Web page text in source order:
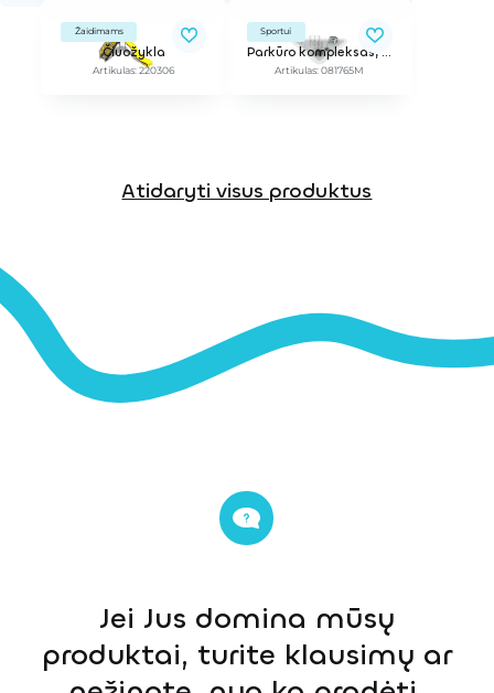
Žaidimams
Čiuožykla
Artikulas: 220306
Sportui
Parkūro kompleksas, 145 m2
Artikulas: 081765M
Atidaryti visus produktus
Jei Jus domina mūsų
produktai, turite klausimų ar